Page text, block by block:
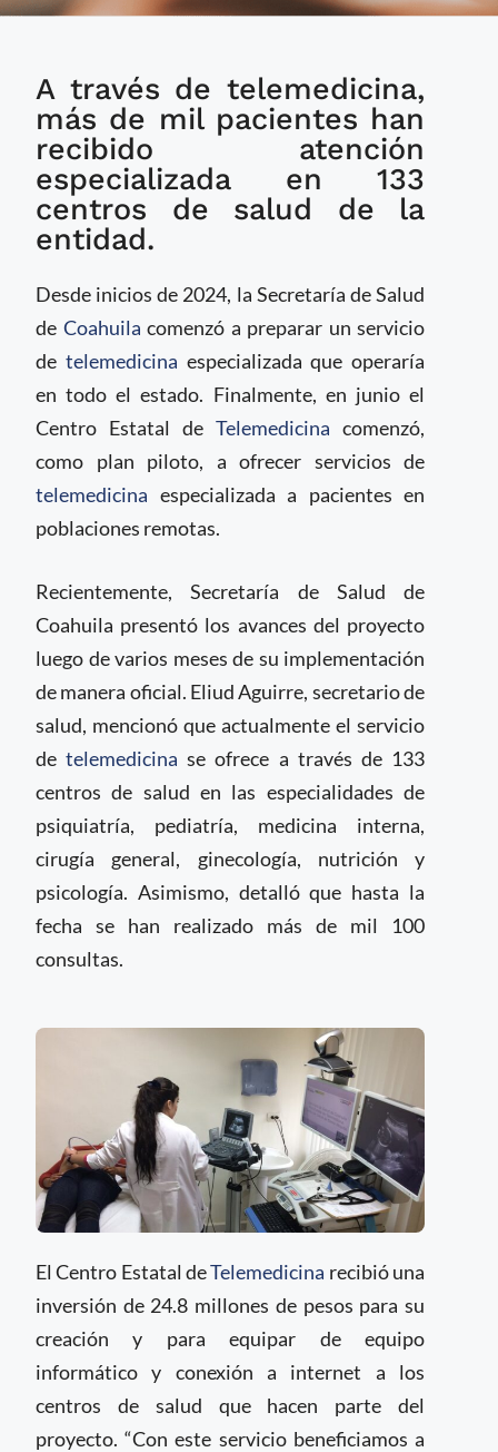
telemedicina en
Coahuila brinda
atención especializada
en 133 centros de
salud y ocho
especialidades
A través de telemedicina,
más de mil pacientes han
recibido atención
especializada en 133
centros de salud de la
entidad.
Desde inicios de 2024, la Secretaría de Salud
de Coahuila comenzó a preparar un servicio
de telemedicina especializada que operaría
en todo el estado. Finalmente, en junio el
Centro Estatal de Telemedicina comenzó,
como plan piloto, a ofrecer servicios de
telemedicina especializada a pacientes en
poblaciones remotas.
Recientemente, Secretaría de Salud de
Coahuila presentó los avances del proyecto
luego de varios meses de su implementación
de manera oficial. Eliud Aguirre, secretario de
salud, mencionó que actualmente el servicio
detelemedicina se ofrece a través de 133
centros de salud en las especialidades de
psiquiatría, pediatría, medicina interna,
cirugía general, ginecología, nutrición y
psicología. Asimismo, detalló que hasta la
fecha se han realizado más de mil 100
consultas.
El Centro Estatal deTelemedicina recibió una
inversión de 24.8 millones de pesos para su
creación y para equipar de equipo
informático y conexión a internet a los
centros de salud que hacen parte del
proyecto. “Con este servicio beneficiamos a